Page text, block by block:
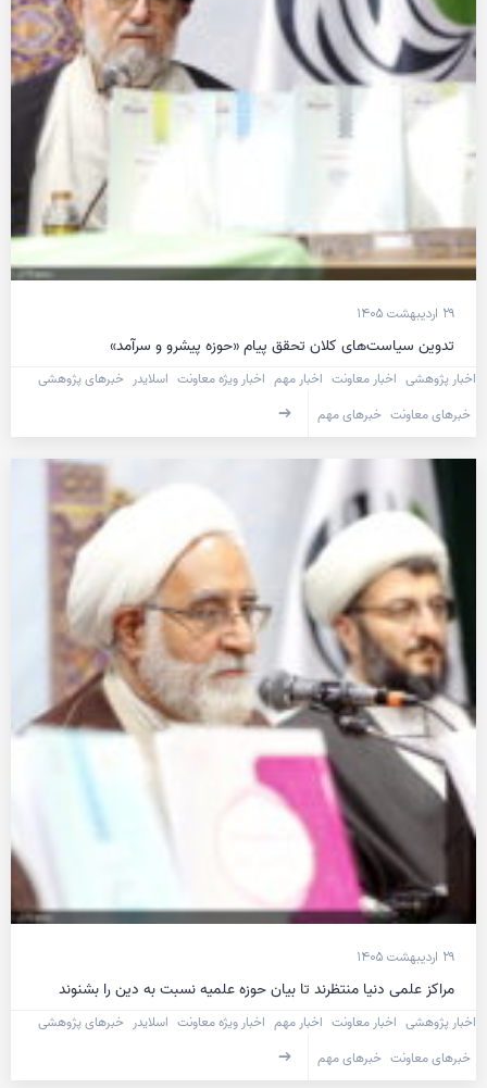
۲۹ اردیبهشت ۱۴۰۵
تدوین سیاست‌های کلان تحقق پیام «حوزه پیشرو و سرآمد»
اخبار پژوهشی اخبار معاونت اخبار مهم اخبار ویژه معاونت اسلایدر خبرهای پژوهشی
خبرهای معاونت خبرهای مهم
۲۹ اردیبهشت ۱۴۰۵
مراکز علمی دنیا منتظرند تا بیان حوزه علمیه نسبت به دین را بشنوند
اخبار پژوهشی اخبار معاونت اخبار مهم اخبار ویژه معاونت اسلایدر خبرهای پژوهشی
خبرهای معاونت خبرهای مهم